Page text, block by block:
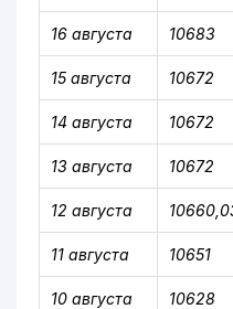
16 августа 10683
15 августа 10672
14 августа 10672
13 августа 10672
12 августа
11 августа 10651
10 августа 10628